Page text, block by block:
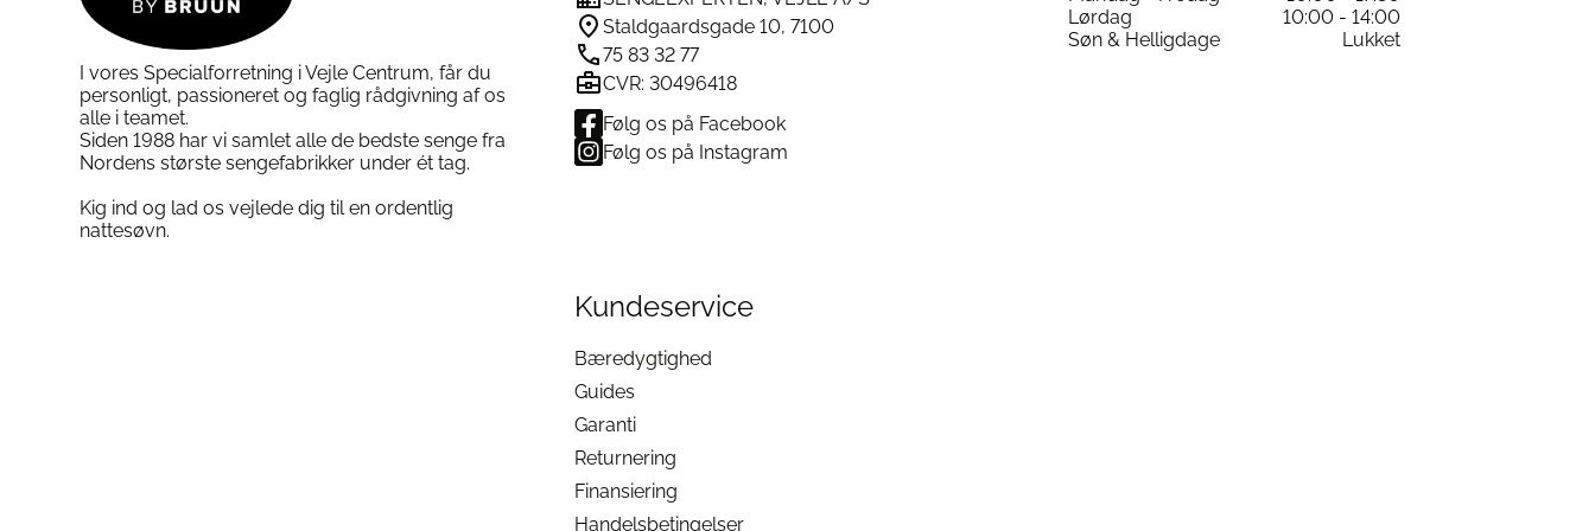
I vores Specialforretning i Vejle Centrum, får du
personligt, passioneret og faglig rådgivning af os
alle i teamet.
Siden 1988 har vi samlet alle de bedste senge fra
Nordens største sengefabrikker under ét tag.
Kig ind og lad os vejlede dig til en ordentlig
nattesøvn.
Staldgaardsgade 10, 7100
75 83 32 77
CVR: 30496418
Følg os på Facebook
Følg os på Instagram
Lørdag
10:00 - 14:00
Søn & Helligdage
Lukket
Kundeservice
Bæredygtighed
Guides
Garanti
Returnering
Finansiering
Handelsbetingelser